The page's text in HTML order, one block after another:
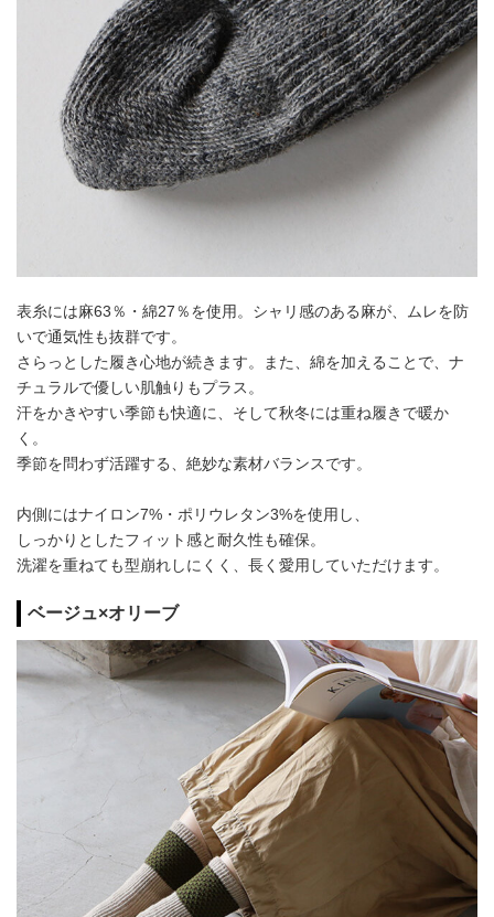
表糸には麻63％・綿27％を使用。シャリ感のある麻が、ムレを防
いで通気性も抜群です。
さらっとした履き心地が続きます。また、綿を加えることで、ナ
チュラルで優しい肌触りもプラス。
汗をかきやすい季節も快適に、そして秋冬には重ね履きで暖か
く。
季節を問わず活躍する、絶妙な素材バランスです。
内側にはナイロン7%・ポリウレタン3%を使用し、
しっかりとしたフィット感と耐久性も確保。
洗濯を重ねても型崩れしにくく、長く愛用していただけます。
ベージュ×オリーブ